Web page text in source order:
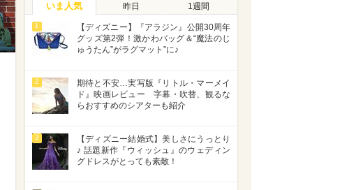
いま人気 昨日 1週間
1
【ディズニー】『アラジン』公開30周年
グッズ第2弾！激かわバッグ＆“魔法のじ
ゅうたん”がラグマット”に♪
2
期待と不安…実写版『リトル・マーメイ
ド』映画レビュー 字幕・吹替、観るな
らおすすめのシアターも紹介
3
【ディズニー結婚式】美しさにうっとり
♪ 話題新作『ウィッシュ』のウェディン
グドレスがとっても素敵！